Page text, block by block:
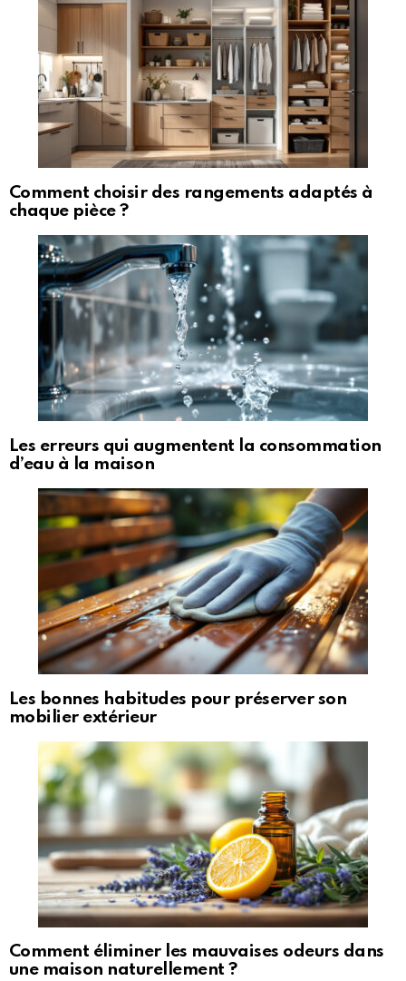
Comment choisir des rangements adaptés à
chaque pièce ?
Les erreurs qui augmentent la consommation
d’eau à la maison
Les bonnes habitudes pour préserver son
mobilier extérieur
Comment éliminer les mauvaises odeurs dans
une maison naturellement ?